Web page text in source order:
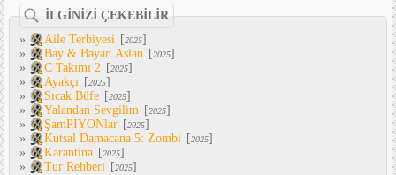
İLGİNİZİ ÇEKEBİLİR
»
Aile Terbiyesi [2025]
»
Bay & Bayan Aslan [2025]
»
C Takımı 2 [2025]
»
Ayakçı [2025]
»
Sıcak Büfe [2025]
»
Yalandan Sevgilim [2025]
»
ŞamPİYONlar [2025]
»
Kutsal Damacana 5: Zombi [2025]
»
Karantina [2025]
»
Tur Rehberi [2025]